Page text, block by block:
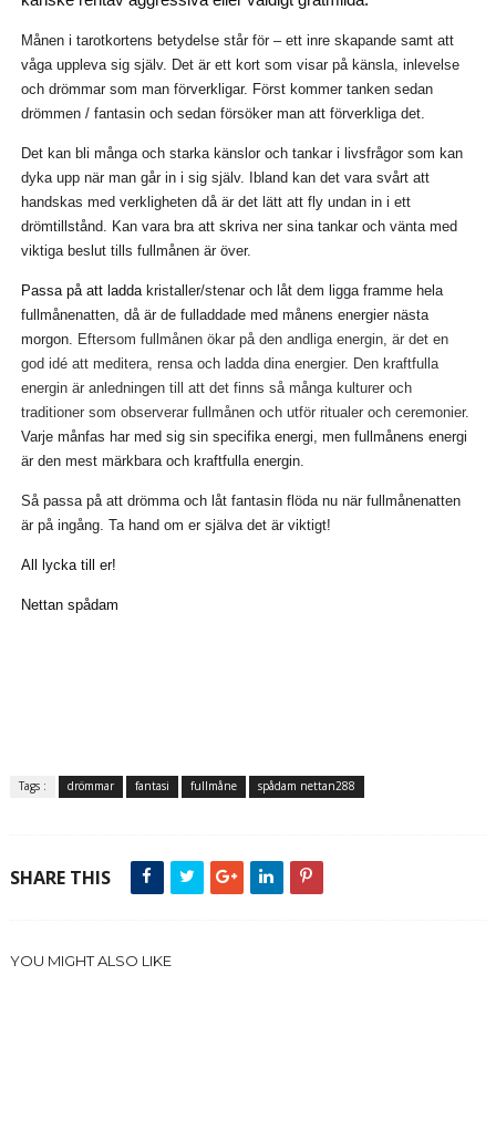
Månen i tarotkortens betydelse står för – ett inre skapande samt att
våga uppleva sig själv. Det är ett kort som visar på känsla, inlevelse
och drömmar som man förverkligar. Först kommer tanken sedan
drömmen / fantasin och sedan försöker man att förverkliga det.
Det kan bli många och starka känslor och tankar i livsfrågor som kan
dyka upp när man går in i sig själv.
Ibland kan det vara svårt att
handskas med verkligheten då är det lätt attfly undanin i ett
drömtillstånd. Kan vara bra att skriva ner sina tankar och vänta med
viktiga beslut tills fullmånen är över.
Passa på att l addakristaller/stenar och låt dem l igga framme hela
fullmånenatten, då är de fulladdade med månens energier nästa
morgon. Eftersom fullmånen ökar på den andliga energin, är det en
god idé att meditera, rensa och ladda dina energier. Den kraftfulla
energin är anledningen till att det finns så många kulturer och
traditioner som observerar fullmånen och utför ritualer och ceremonier.
Varje månfas har med sig sin specifika energi, men fullmånens energi
är den mest märkbara och kraftfulla energin.
Så passa på att drömma och låt fantasin flöda nu när fullmånenatten
är på ingång. Ta hand om er själva det är viktigt!
All lycka till er!
Nettan spådam
Tags : drömmar fantasi fullmåne spådam nettan288
SHARE THIS
YOU MIGHT ALSO LIKE